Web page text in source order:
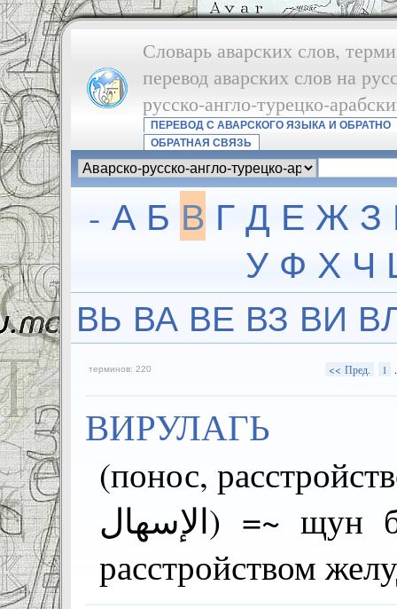
Словарь аварских слов,
перевод аварских слов на
русско-англо-турецко-
ПЕРЕВОД С АВАРСКОГО ЯЗЫКА И ОБРАТНО
ОБРАТНАЯ СВЯЗЬ
- А Б В Г Д Е Ж З
У Ф Х Ч
ВЬ ВА ВЕ ВЗ ВИ
терминов: 220 << Пред. 1
ВИРУЛАГЬ
(понос,
الإسهال) =~ щун буго асде - он страдает
расстройством